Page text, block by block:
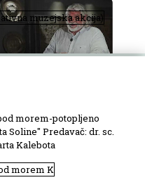
muzejska akcija)
morem-potopljeno
Soline" Predavač: dr. sc.
Kalebota
morem K